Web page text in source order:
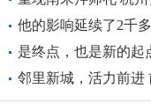
他的影响延续了2千
是终点，也是新的起
度扬帆
邻里新城，活力前进